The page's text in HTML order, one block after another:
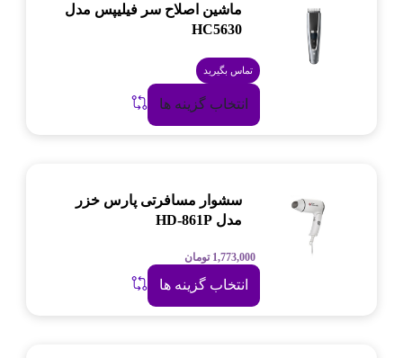
ماشین اصلاح سر فیلیپس مدل
HC5630
تماس بگیرید
انتخاب گزینه ها
سشوار مسافرتی پارس خزر
مدل HD-861P
1,773,000 تومان
انتخاب گزینه ها